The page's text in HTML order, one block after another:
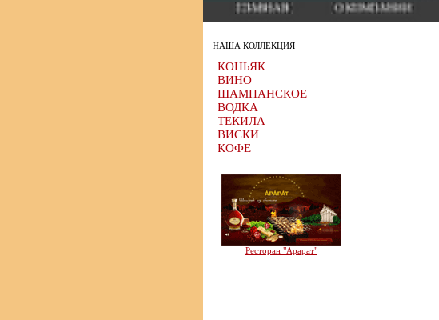
НАША КОЛЛЕКЦИЯ
КОНЬЯК
ВИНО
ШАМПАНСКОЕ
ВОДКА
ТЕКИЛА
ВИСКИ
КОФЕ
Ресторан "Арарат"